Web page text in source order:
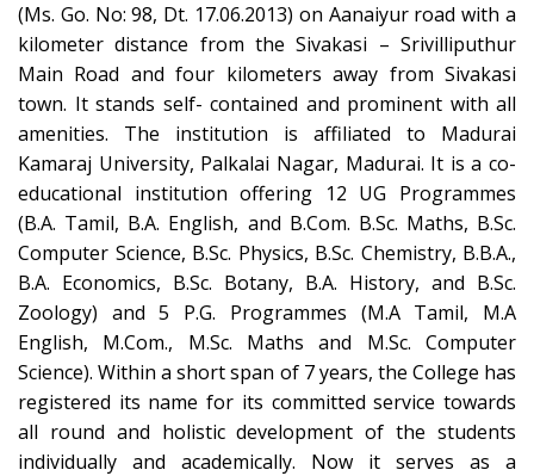
(Ms. Go. No: 98, Dt. 17.06.2013) on Aanaiyur road with a
kilometer distance from the Sivakasi – Srivilliputhur
Main Road and four kilometers away from Sivakasi
town. It stands self- contained and prominent with all
amenities. The institution is affiliated to Madurai
Kamaraj University, Palkalai Nagar, Madurai. It is a co-
educational institution offering 12 UG Programmes
(B.A. Tamil, B.A. English, and B.Com. B.Sc. Maths, B.Sc.
Computer Science, B.Sc. Physics, B.Sc. Chemistry, B.B.A.,
B.A. Economics, B.Sc. Botany, B.A. History, and B.Sc.
Zoology) and 5 P.G. Programmes (M.A Tamil, M.A
English, M.Com., M.Sc. Maths and M.Sc. Computer
Science). Within a short span of 7 years, the College has
registered its name for its committed service towards
all round and holistic development of the students
individually and academically. Now it serves as a